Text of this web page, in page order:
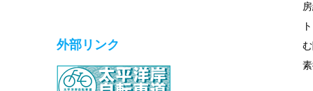
外部リンク